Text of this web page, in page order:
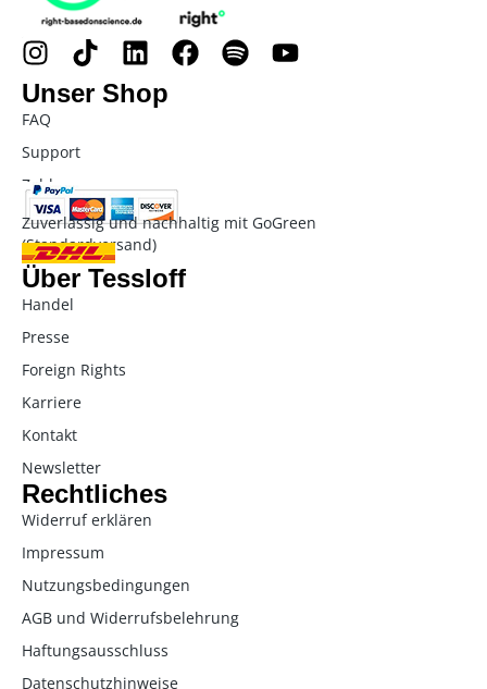
Unser Shop
FAQ
Support
Zahlung
Zuverlässig und nachhaltig mit GoGreen
(Standardversand)
Über Tessloff
Handel
Presse
Foreign Rights
Karriere
Kontakt
Newsletter
Rechtliches
Widerruf erklären
Impressum
Nutzungsbedingungen
AGB und Widerrufsbelehrung
Haftungsausschluss
Datenschutzhinweise